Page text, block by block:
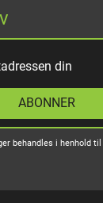
ABONNER
behandles i henhold til